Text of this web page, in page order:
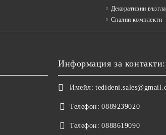
Декоративни
Спални комплекти
Информация за контакти:
Имейл:
Телефон: 0889239020
Телефон: 0888619090